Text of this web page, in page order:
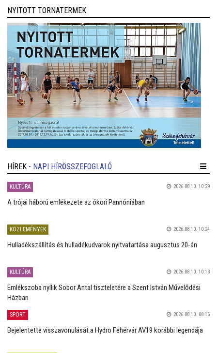
NYITOTT TORNATERMEK
HÍREK - NAPI HÍRÖSSZEFOGLALÓ
KULTÚRA 2026.08.10. 10:29
A trójai háború emlékezete az ókori Pannóniában
KÖZLEMÉNYEK 2026.08.10. 10:24
Hulladékszállítás és hulladékudvarok nyitvatartása augusztus 20-án
KULTÚRA 2026.08.10. 10:13
Emlékszoba nyílik Sobor Antal tiszteletére a Szent István Művelődési
Házban
SPORT 2026.08.10. 08:15
Bejelentette visszavonulását a Hydro Fehérvár AV19 korábbi legendája